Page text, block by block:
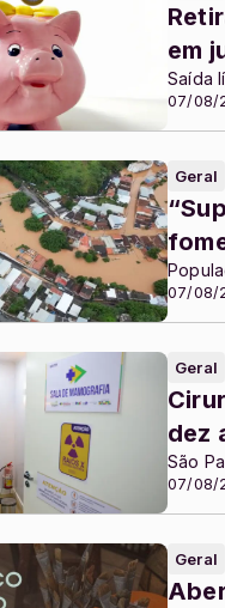
07/08/
em
Saída
Geral
07/08/
Geral
07/08/
dez
São
Geral